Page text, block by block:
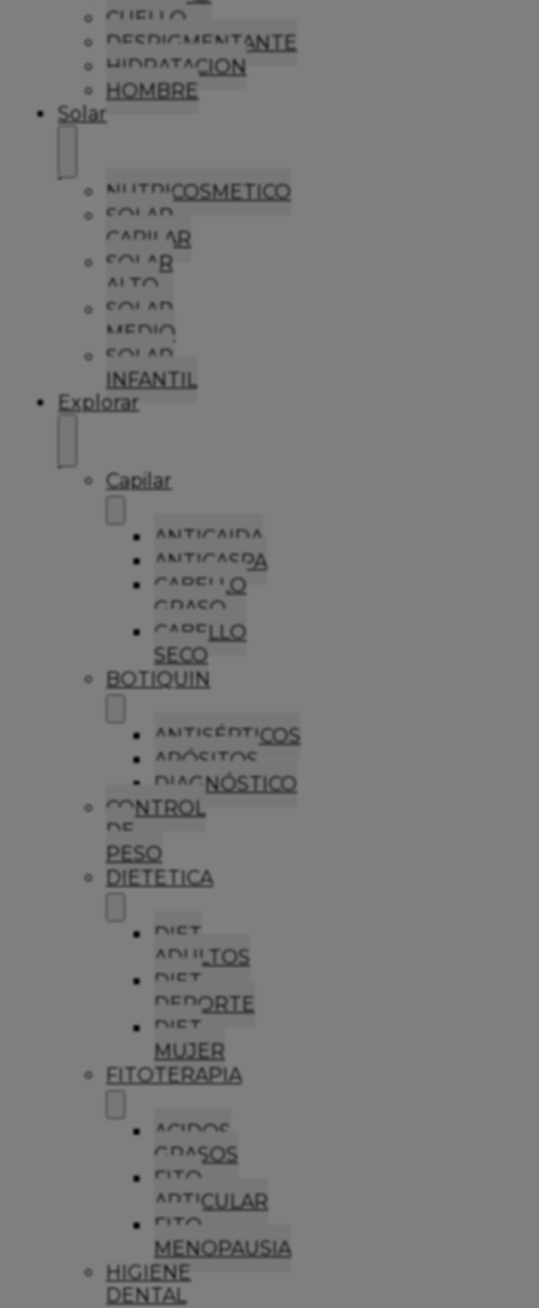
CUELLO
DESPIGMENTANTE
HIDRATACION
HOMBRE
Solar
NUTRICOSMETICO
SOLAR
CAPILAR
SOLAR
ALTO
SOLAR
MEDIO
SOLAR
INFANTIL
Explorar
Capilar
ANTICAIDA
ANTICASPA
CABELLO
GRASO
CABELLO
SECO
BOTIQUIN
ANTISÉPTICOS
APÓSITOS
DIAGNÓSTICO
CONTROL
DE
PESO
DIETETICA
DIET
ADULTOS
DIET
DEPORTE
DIET
MUJER
FITOTERAPIA
ACIDOS
GRASOS
FITO
ARTICULAR
FITO
MENOPAUSIA
HIGIENE
DENTAL